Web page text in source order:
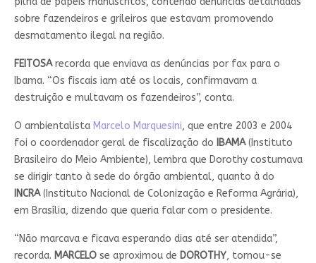
sobre fazendeiros e grileiros que estavam promovendo
desmatamento ilegal na região.
FEITOSArecorda que enviava as denúncias por fax para o
Ibama. “Os fiscais iam até os locais, confirmavam a
destruição e multavam os fazendeiros”, conta.
O ambientalista Marcelo Marquesini, que entre 2003 e 2004
foi o coordenador geral de fiscalização do IBAMA(Instituto
Brasileiro do Meio Ambiente), lembra que Dorothy costumava
se dirigir tanto à sede do órgão ambiental, quanto à do
INCRA(Instituto Nacional de Colonização e Reforma Agrária),
em Brasília, dizendo que queria falar com o presidente.
“Não marcava e ficava esperando dias até ser atendida”,
recorda. MARCELOse aproximou de DOROTHY, tornou-se